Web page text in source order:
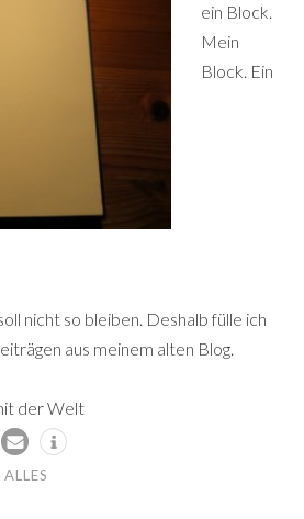
ein Block.
Mein
Block. Ein
nicht so bleiben. Deshalb fülle ich
aus meinem alten Blog.
der Welt
ALLES